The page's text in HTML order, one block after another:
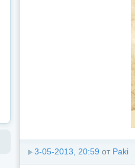
3-05-2013, 20:59 от Paki